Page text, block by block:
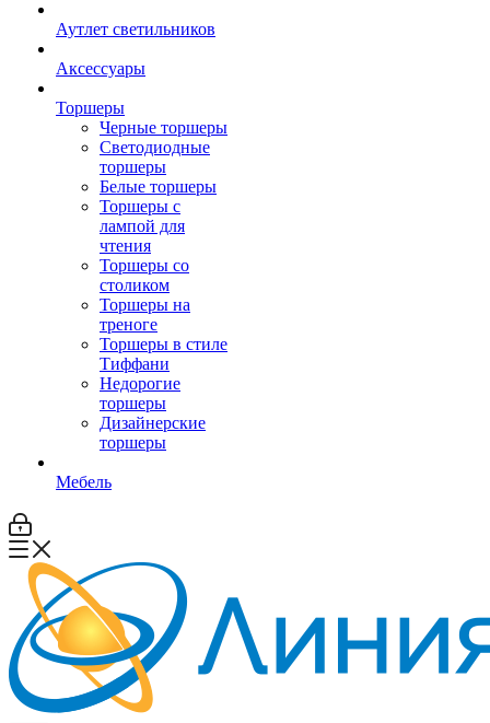
Аутлет светильников
Аксессуары
Торшеры
Черные торшеры
Светодиодные
торшеры
Белые торшеры
Торшеры с
лампой для
чтения
Торшеры со
столиком
Торшеры на
треноге
Торшеры в стиле
Тиффани
Недорогие
торшеры
Дизайнерские
торшеры
Мебель